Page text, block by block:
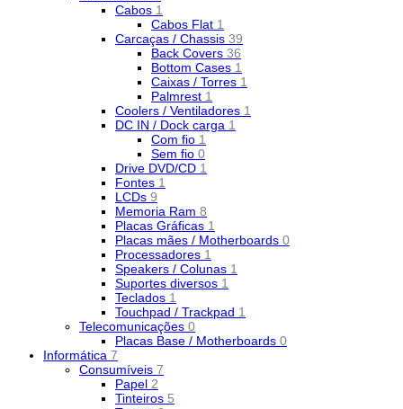
Cabos 1
Cabos Flat 1
Carcaças / Chassis 39
Back Covers 36
Bottom Cases 1
Caixas / Torres 1
Palmrest 1
Coolers / Ventiladores 1
DC IN / Dock carga 1
Com fio 1
Sem fio 0
Drive DVD/CD 1
Fontes 1
LCDs 9
Memoria Ram 8
Placas Gráficas 1
Placas mães / Motherboards 0
Processadores 1
Speakers / Colunas 1
Suportes diversos 1
Teclados 1
Touchpad / Trackpad 1
Telecomunicações 0
Placas Base / Motherboards 0
Informática 7
Consumíveis 7
Papel 2
Tinteiros 5